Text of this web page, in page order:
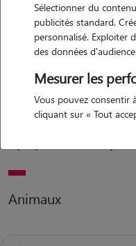
domicile. n'hésitez pas si
actuellement j'ai deux
Animaux
Sélectionner du
publicités standard.
personnalisé. Exploiter
des données
Mesurer les
Vous pouvez consentir
cliquant sur « Tout